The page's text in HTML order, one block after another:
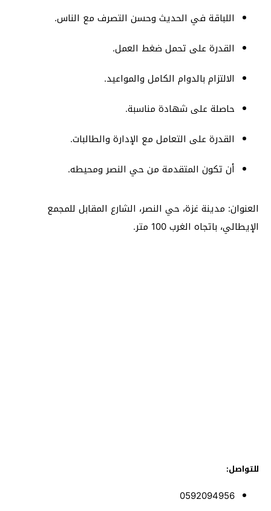
اللباقة في الحديث وحسن التصرف مع الناس.
القدرة على تحمل ضغط العمل.
الالتزام بالدوام الكامل والمواعيد.
حاصلة على شهادة مناسبة.
القدرة على التعامل مع الإدارة والطالبات.
أن تكون المتقدمة من حي النصر ومحيطه.
العنوان: مدينة غزة، حي النصر، الشارع المقابل للمجمع
الإيطالي، باتجاه الغرب 100 متر.
للتواصل:
0592094956